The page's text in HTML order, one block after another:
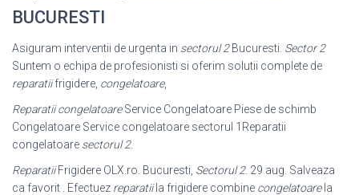
BUCURESTI
Asiguram interventii de urgenta in sectorul 2Bucuresti. Sector 2
Suntem o echipa de profesionisti si oferim solutii complete de
reparatiifrigidere, congelatoare,
Reparatii congelatoareService Congelatoare Piese de schimb
Congelatoare Service congelatoare sectorul 1Reparatii
congelatoare sectorul 2.
ReparatiiFrigidere OLX.ro. Bucuresti, Sectorul 2. 29 aug. Salveaza
ca favorit . Efectuez reparatiila frigidere combine congelatoarela